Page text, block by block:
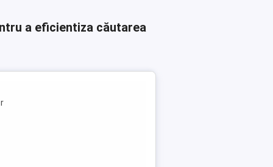
a eficientiza căutarea